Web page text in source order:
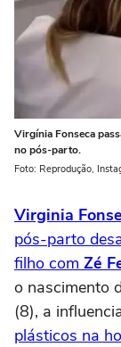
Virgínia Fonseca
no pós-parto.
Foto: Reprodução,
Virginia
pós-parto
filho com Zé
o nascimento
(8), a
plásticos na